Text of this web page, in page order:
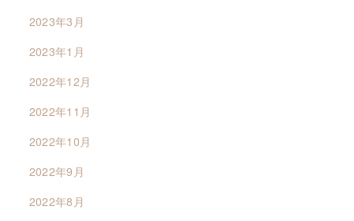
2023年3月
2023年1月
2022年12月
2022年11月
2022年10月
2022年9月
2022年8月